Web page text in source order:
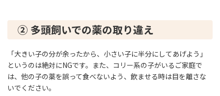
② 多頭飼いでの薬の取り違え
「大きい子の分が余ったから、小さい子に半分にしてあげよう」
というのは絶対にNGです。また、コリー系の子がいるご家庭で
は、他の子の薬を誤って食べないよう、飲ませる時は目を離さな
いでください。